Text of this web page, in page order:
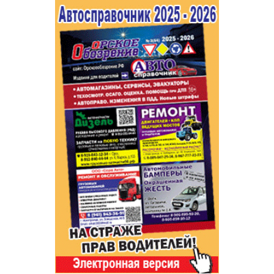
Строительство и ремонт
Авто и мото
Рестораны, кафе, бары
Развлечения и отдых
Спорт Фитнес
Недвижимость
Красота Косметология
Телекоммуникации и связь
Торговля
Бизнес и финансы
Юристы, Экспертиза, Страхование
Ремонт
Социальные организации
Это интересно
Администрация
Популярное →
Строительство и ремонт